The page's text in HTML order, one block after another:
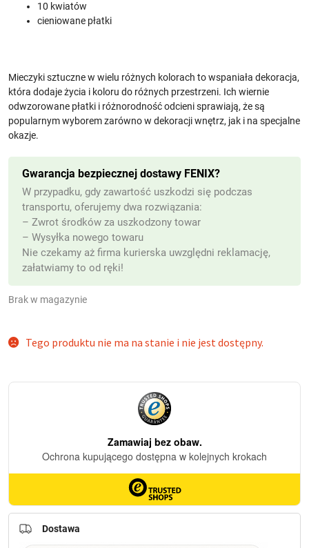
(z VAT)
10 kwiatów
cieniowane płatki
Mieczyki sztuczne w wielu różnych kolorach to wspaniała dekoracja,
która dodaje życia i koloru do różnych przestrzeni. Ich wiernie
odwzorowane płatki i różnorodność odcieni sprawiają, że są
popularnym wyborem zarówno w dekoracji wnętrz, jak i na specjalne
okazje.
Brak w magazynie
Gwarancja bezpiecznej dostawy FENIX?
W przypadku, gdy zawartość uszkodzi się podczas
transportu, oferujemy dwa rozwiązania:
– Zwrot środków za uszkodzony towar
– Wysyłka nowego towaru
Nie czekamy aż firma kurierska uwzględni reklamację,
załatwiamy to od ręki!